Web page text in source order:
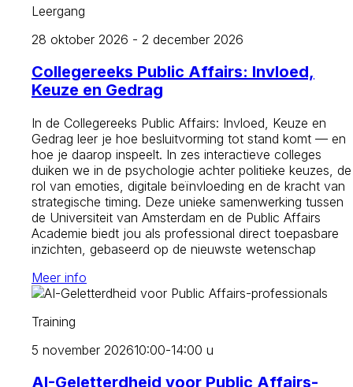
Leergang
28 oktober 2026 - 2 december 2026
Collegereeks Public Affairs: Invloed,
Keuze en Gedrag
In de Collegereeks Public Affairs: Invloed, Keuze en
Gedrag leer je hoe besluitvorming tot stand komt — en
hoe je daarop inspeelt. In zes interactieve colleges
duiken we in de psychologie achter politieke keuzes, de
rol van emoties, digitale beïnvloeding en de kracht van
strategische timing. Deze unieke samenwerking tussen
de Universiteit van Amsterdam en de Public Affairs
Academie biedt jou als professional direct toepasbare
inzichten, gebaseerd op de nieuwste wetenschap
Meer info
Training
5 november 202610:00-14:00 u
AI-Geletterdheid voor Public Affairs-